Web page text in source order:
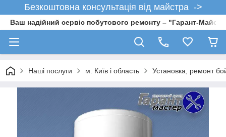
Безкоштовна консультація від майстра ->
Ваш надійний сервіс побутового ремонту – "Гарант-
Наші послуги м. Київ і область Установка, ремонт